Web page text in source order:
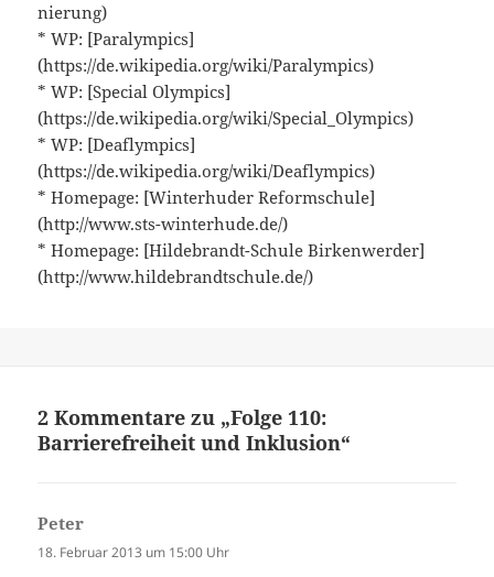
nierung)
* WP: [Paralympics]
(https://de.wikipedia.org/wiki/Paralympics)
* WP: [Special Olympics]
(https://de.wikipedia.org/wiki/Special_Olympics)
* WP: [Deaflympics]
(https://de.wikipedia.org/wiki/Deaflympics)
* Homepage: [Winterhuder Reformschule]
(http://www.sts-winterhude.de/)
* Homepage: [Hildebrandt-Schule Birkenwerder]
(http://www.hildebrandtschule.de/)
2 Kommentare zu „Folge 110:
Barrierefreiheit und Inklusion“
Peter
18. Februar 2013 um 15:00 Uhr